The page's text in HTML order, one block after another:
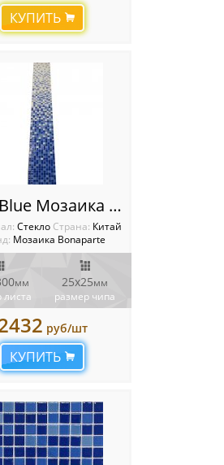
КУПИТЬ
Jump Blue Мозаика Bonaparte
Стекло Cтрана: Китай
Мозаика Bonaparte
мм
листа
25х25мм
размер чипа
руб/шт
КУПИТЬ